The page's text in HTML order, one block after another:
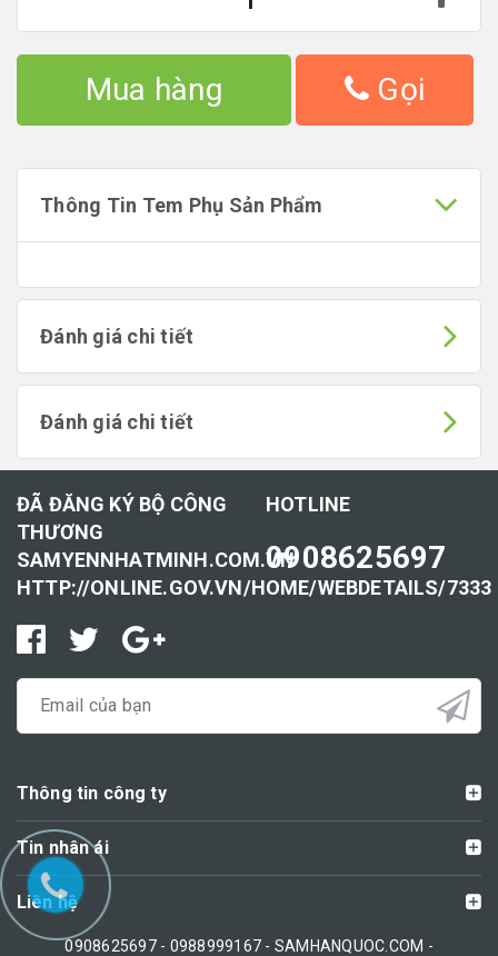
Mua hàng Gọi
Thông Tin Tem Phụ Sản Phẩm
Đánh giá chi tiết
Đánh giá chi tiết
ĐÃ ĐĂNG KÝ BỘ CÔNG
THƯƠNG
SAMYENNHATMINH.COM.VN
HTTP://ONLINE.GOV.VN/HOME/WEBDETAILS/7333
HOTLINE
0908625697
Thông tin công ty
Tin nhân ái
Liên hệ
0908625697 - 0988999167 - SAMHANQUOC.COM -